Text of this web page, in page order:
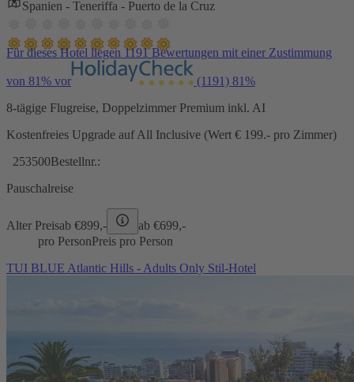
Spanien - Teneriffa - Puerto de la Cruz
Für dieses Hotel liegen 1191 Bewertungen mit einer Zustimmung
von 81% vor (1191) 81%
8-tägige Flugreise, Doppelzimmer Premium inkl. AI
Kostenfreies Upgrade auf All Inclusive (Wert € 199.- pro Zimmer)
253500Bestellnr.:
Pauschalreise
Alter Preisab €899,- ab €699,-
pro PersonPreis pro Person
TUI BLUE Atlantic Hills - Adults Only Stil-Hotel